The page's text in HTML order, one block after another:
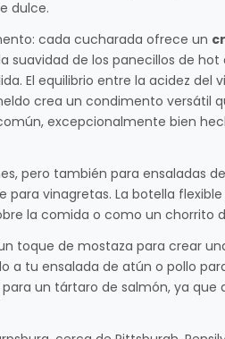
dulce.
cada cucharada ofrece un
de los panecillos de hot
El equilibrio entre la acidez del
crea un condimento versátil
excepcionalmente bien
pero también para ensaladas
para vinagretas. La botella
la comida o como un chorrito
toque de mostaza para crear
a tu ensalada de atún o pollo
un tártaro de salmón, ya que